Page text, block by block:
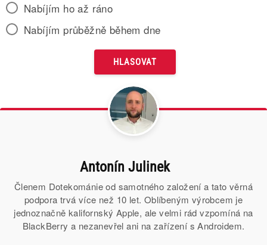
Nabíjím ho až ráno
Nabíjím průběžně během dne
Antonín Julinek
Členem Dotekománie od samotného založení a tato věrná
podpora trvá více než 10 let. Oblíbeným výrobcem je
jednoznačně kalifornský Apple, ale velmi rád vzpomíná na
BlackBerry a nezanevřel ani na zařízení s Androidem.